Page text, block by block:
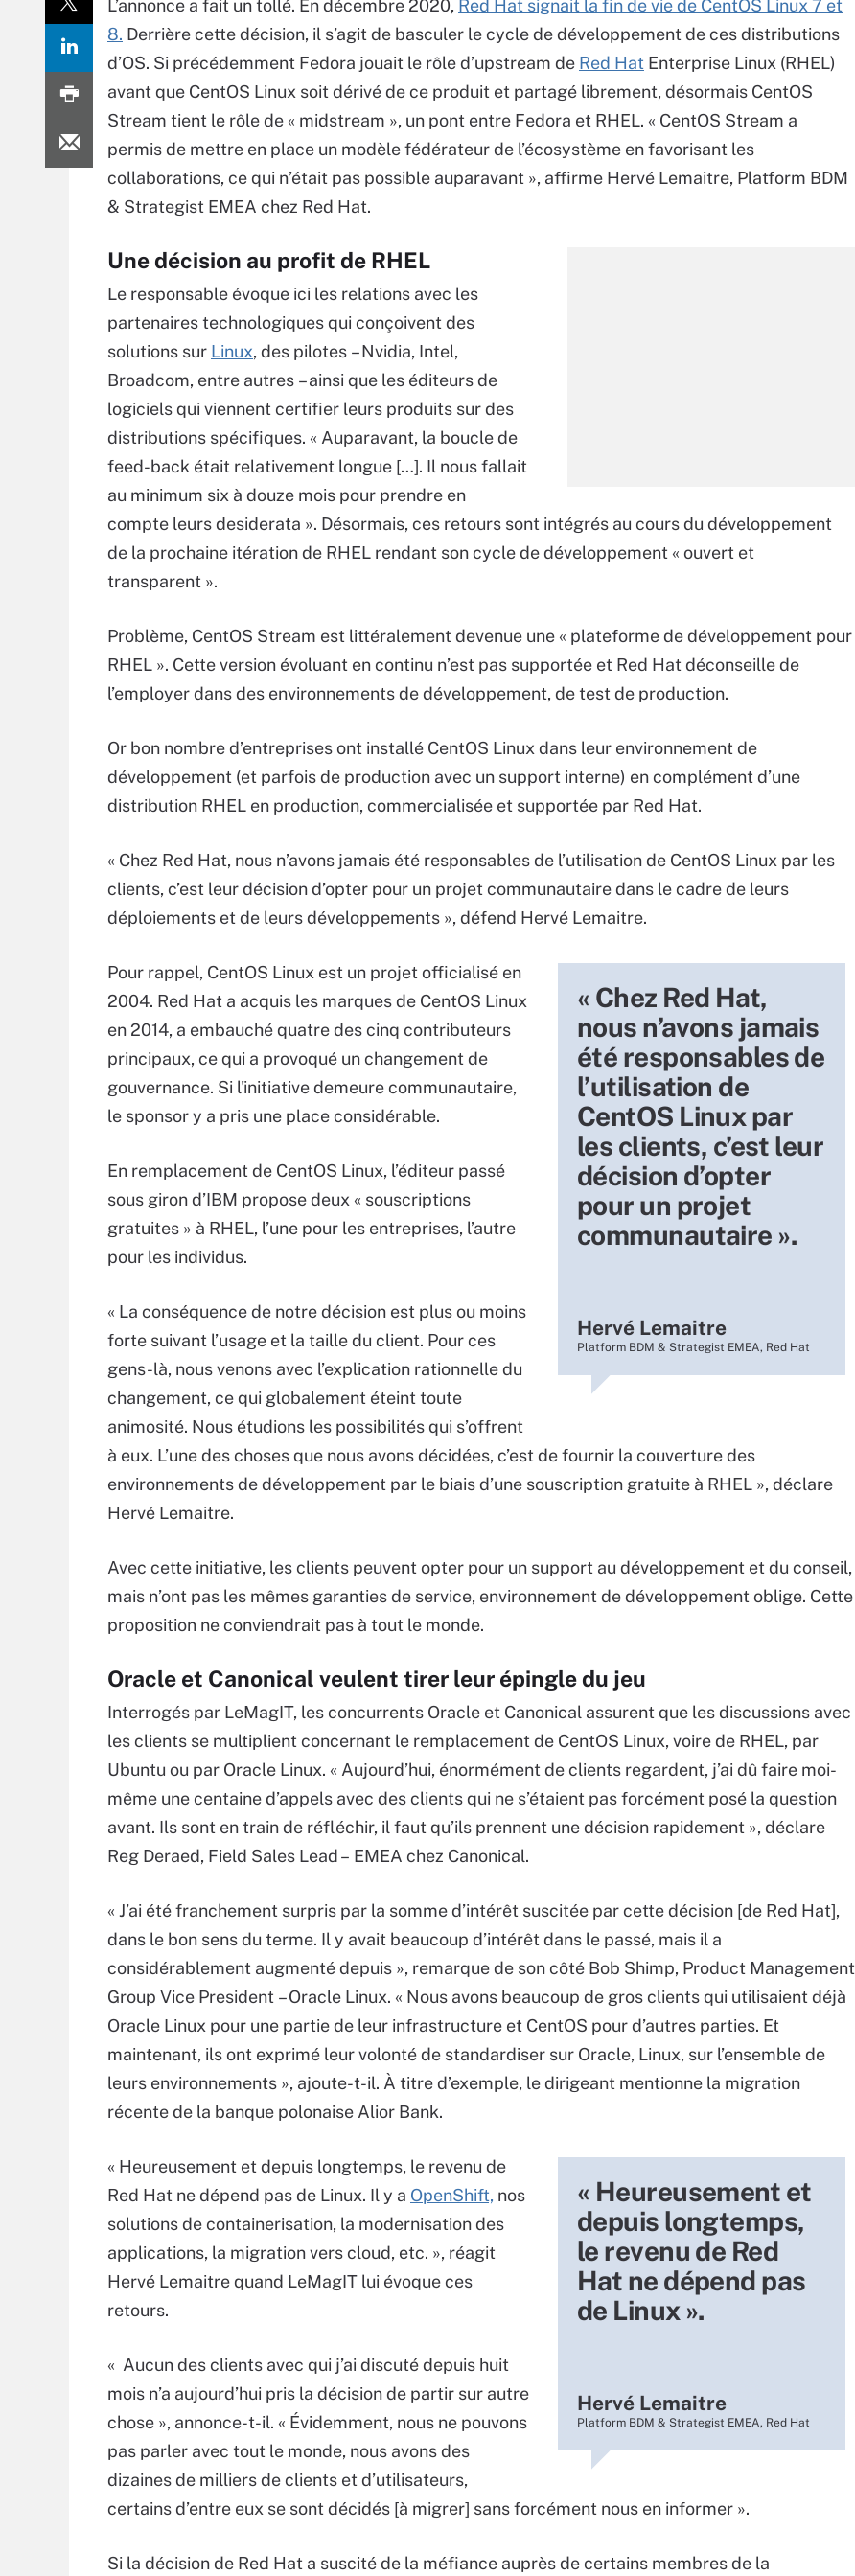
L’annonce a fait un tollé. En décembre 2020, Red Hat signait la fin de vie de CentOS Linux 7 et
8. Derrière cette décision, il s’agit de basculer le cycle de développement de ces distributions
d’OS. Si précédemment Fedora jouait le rôle d’upstream de Red Hat Enterprise Linux (RHEL)
avant que CentOS Linux soit dérivé de ce produit et partagé librement, désormais CentOS
Stream tient le rôle de « midstream », un pont entre Fedora et RHEL. « CentOS Stream a
permis de mettre en place un modèle fédérateur de l’écosystème en favorisant les
collaborations, ce qui n’était pas possible auparavant », affirme Hervé Lemaitre, Platform BDM
& Strategist EMEA chez Red Hat.
Une décision au profit de RHEL
Le responsable évoque ici les relations avec les
partenaires technologiques qui conçoivent des
solutions sur Linux, des pilotes – Nvidia, Intel,
Broadcom, entre autres – ainsi que les éditeurs de
logiciels qui viennent certifier leurs produits sur des
distributions spécifiques. « Auparavant, la boucle de
feed-back était relativement longue […]. Il nous fallait
au minimum six à douze mois pour prendre en
compte leurs desiderata ». Désormais, ces retours sont intégrés au cours du développement
de la prochaine itération de RHEL rendant son cycle de développement « ouvert et
transparent ».
Problème, CentOS Stream est littéralement devenue une « plateforme de développement pour
RHEL ». Cette version évoluant en continu n’est pas supportée et Red Hat déconseille de
l’employer dans des environnements de développement, de test de production.
Or bon nombre d’entreprises ont installé CentOS Linux dans leur environnement de
développement (et parfois de production avec un support interne) en complément d’une
distribution RHEL en production, commercialisée et supportée par Red Hat.
« Chez Red Hat, nous n’avons jamais été responsables de l’utilisation de CentOS Linux par les
clients, c’est leur décision d’opter pour un projet communautaire dans le cadre de leurs
déploiements et de leurs développements », défend Hervé Lemaitre.
« Chez Red Hat,
nous n’avons jamais
été responsables de
l’utilisation de
CentOS Linux par
les clients, c’est leur
décision d’opter
pour un projet
communautaire ».
Hervé Lemaitre
Platform BDM & Strategist EMEA, Red Hat
Pour rappel, CentOS Linux est un projet officialisé en
2004. Red Hat a acquis les marques de CentOS Linux
en 2014, a embauché quatre des cinq contributeurs
principaux, ce qui a provoqué un changement de
gouvernance. Si l'initiative demeure communautaire,
le sponsor y a pris une place considérable.
En remplacement de CentOS Linux, l’éditeur passé
sous giron d’IBM propose deux « souscriptions
gratuites » à RHEL, l’une pour les entreprises, l’autre
pour les individus.
« La conséquence de notre décision est plus ou moins
forte suivant l’usage et la taille du client. Pour ces
gens-là, nous venons avec l’explication rationnelle du
changement, ce qui globalement éteint toute
animosité. Nous étudions les possibilités qui s’offrent
à eux. L’une des choses que nous avons décidées, c’est de fournir la couverture des
environnements de développement par le biais d’une souscription gratuite à RHEL », déclare
Hervé Lemaitre.
Avec cette initiative, les clients peuvent opter pour un support au développement et du conseil,
mais n’ont pas les mêmes garanties de service, environnement de développement oblige. Cette
proposition ne conviendrait pas à tout le monde.
Oracle et Canonical veulent tirer leur épingle du jeu
Interrogés par LeMagIT, les concurrents Oracle et Canonical assurent que les discussions avec
les clients se multiplient concernant le remplacement de CentOS Linux, voire de RHEL, par
Ubuntu ou par Oracle Linux. « Aujourd’hui, énormément de clients regardent, j’ai dû faire moi-
même une centaine d’appels avec des clients qui ne s’étaient pas forcément posé la question
avant. Ils sont en train de réfléchir, il faut qu’ils prennent une décision rapidement », déclare
Reg Deraed, Field Sales Lead – EMEA chez Canonical.
« J’ai été franchement surpris par la somme d’intérêt suscitée par cette décision [de Red Hat],
dans le bon sens du terme. Il y avait beaucoup d’intérêt dans le passé, mais il a
considérablement augmenté depuis », remarque de son côté Bob Shimp, Product Management
Group Vice President – Oracle Linux. « Nous avons beaucoup de gros clients qui utilisaient déjà
Oracle Linux pour une partie de leur infrastructure et CentOS pour d’autres parties. Et
maintenant, ils ont exprimé leur volonté de standardiser sur Oracle, Linux, sur l’ensemble de
leurs environnements », ajoute-t-il. À titre d’exemple, le dirigeant mentionne la migration
récente de la banque polonaise Alior Bank.
« Heureusement et
depuis longtemps,
le revenu de Red
Hat ne dépend pas
de Linux ».
Hervé Lemaitre
Platform BDM & Strategist EMEA, Red Hat
« Heureusement et depuis longtemps, le revenu de
Red Hat ne dépend pas de Linux. Il y a OpenShift, nos
solutions de containerisation, la modernisation des
applications, la migration vers cloud, etc. », réagit
Hervé Lemaitre quand LeMagIT lui évoque ces
retours.
« Aucun des clients avec qui j’ai discuté depuis huit
mois n’a aujourd’hui pris la décision de partir sur autre
chose », annonce-t-il. « Évidemment, nous ne pouvons
pas parler avec tout le monde, nous avons des
dizaines de milliers de clients et d’utilisateurs,
certains d’entre eux se sont décidés [à migrer] sans forcément nous en informer ».
Si la décision de Red Hat a suscité de la méfiance auprès de certains membres de la